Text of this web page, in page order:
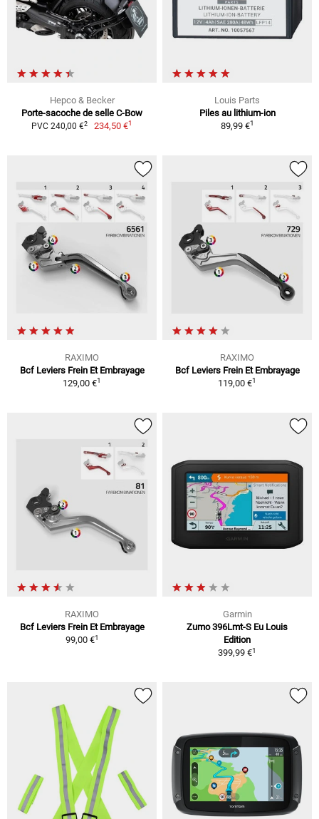
Hepco & Becker
Porte-sacoche de selle C-Bow
PVC 240,00 €2 234,50 €1
Louis Parts
Piles au lithium-ion
89,99 €1
RAXIMO
Bcf Leviers Frein Et Embrayage
129,00 €1
RAXIMO
Bcf Leviers Frein Et Embrayage
119,00 €1
RAXIMO
Bcf Leviers Frein Et Embrayage
99,00 €1
Garmin
Zumo 396Lmt-S Eu Louis
Edition
399,99 €1